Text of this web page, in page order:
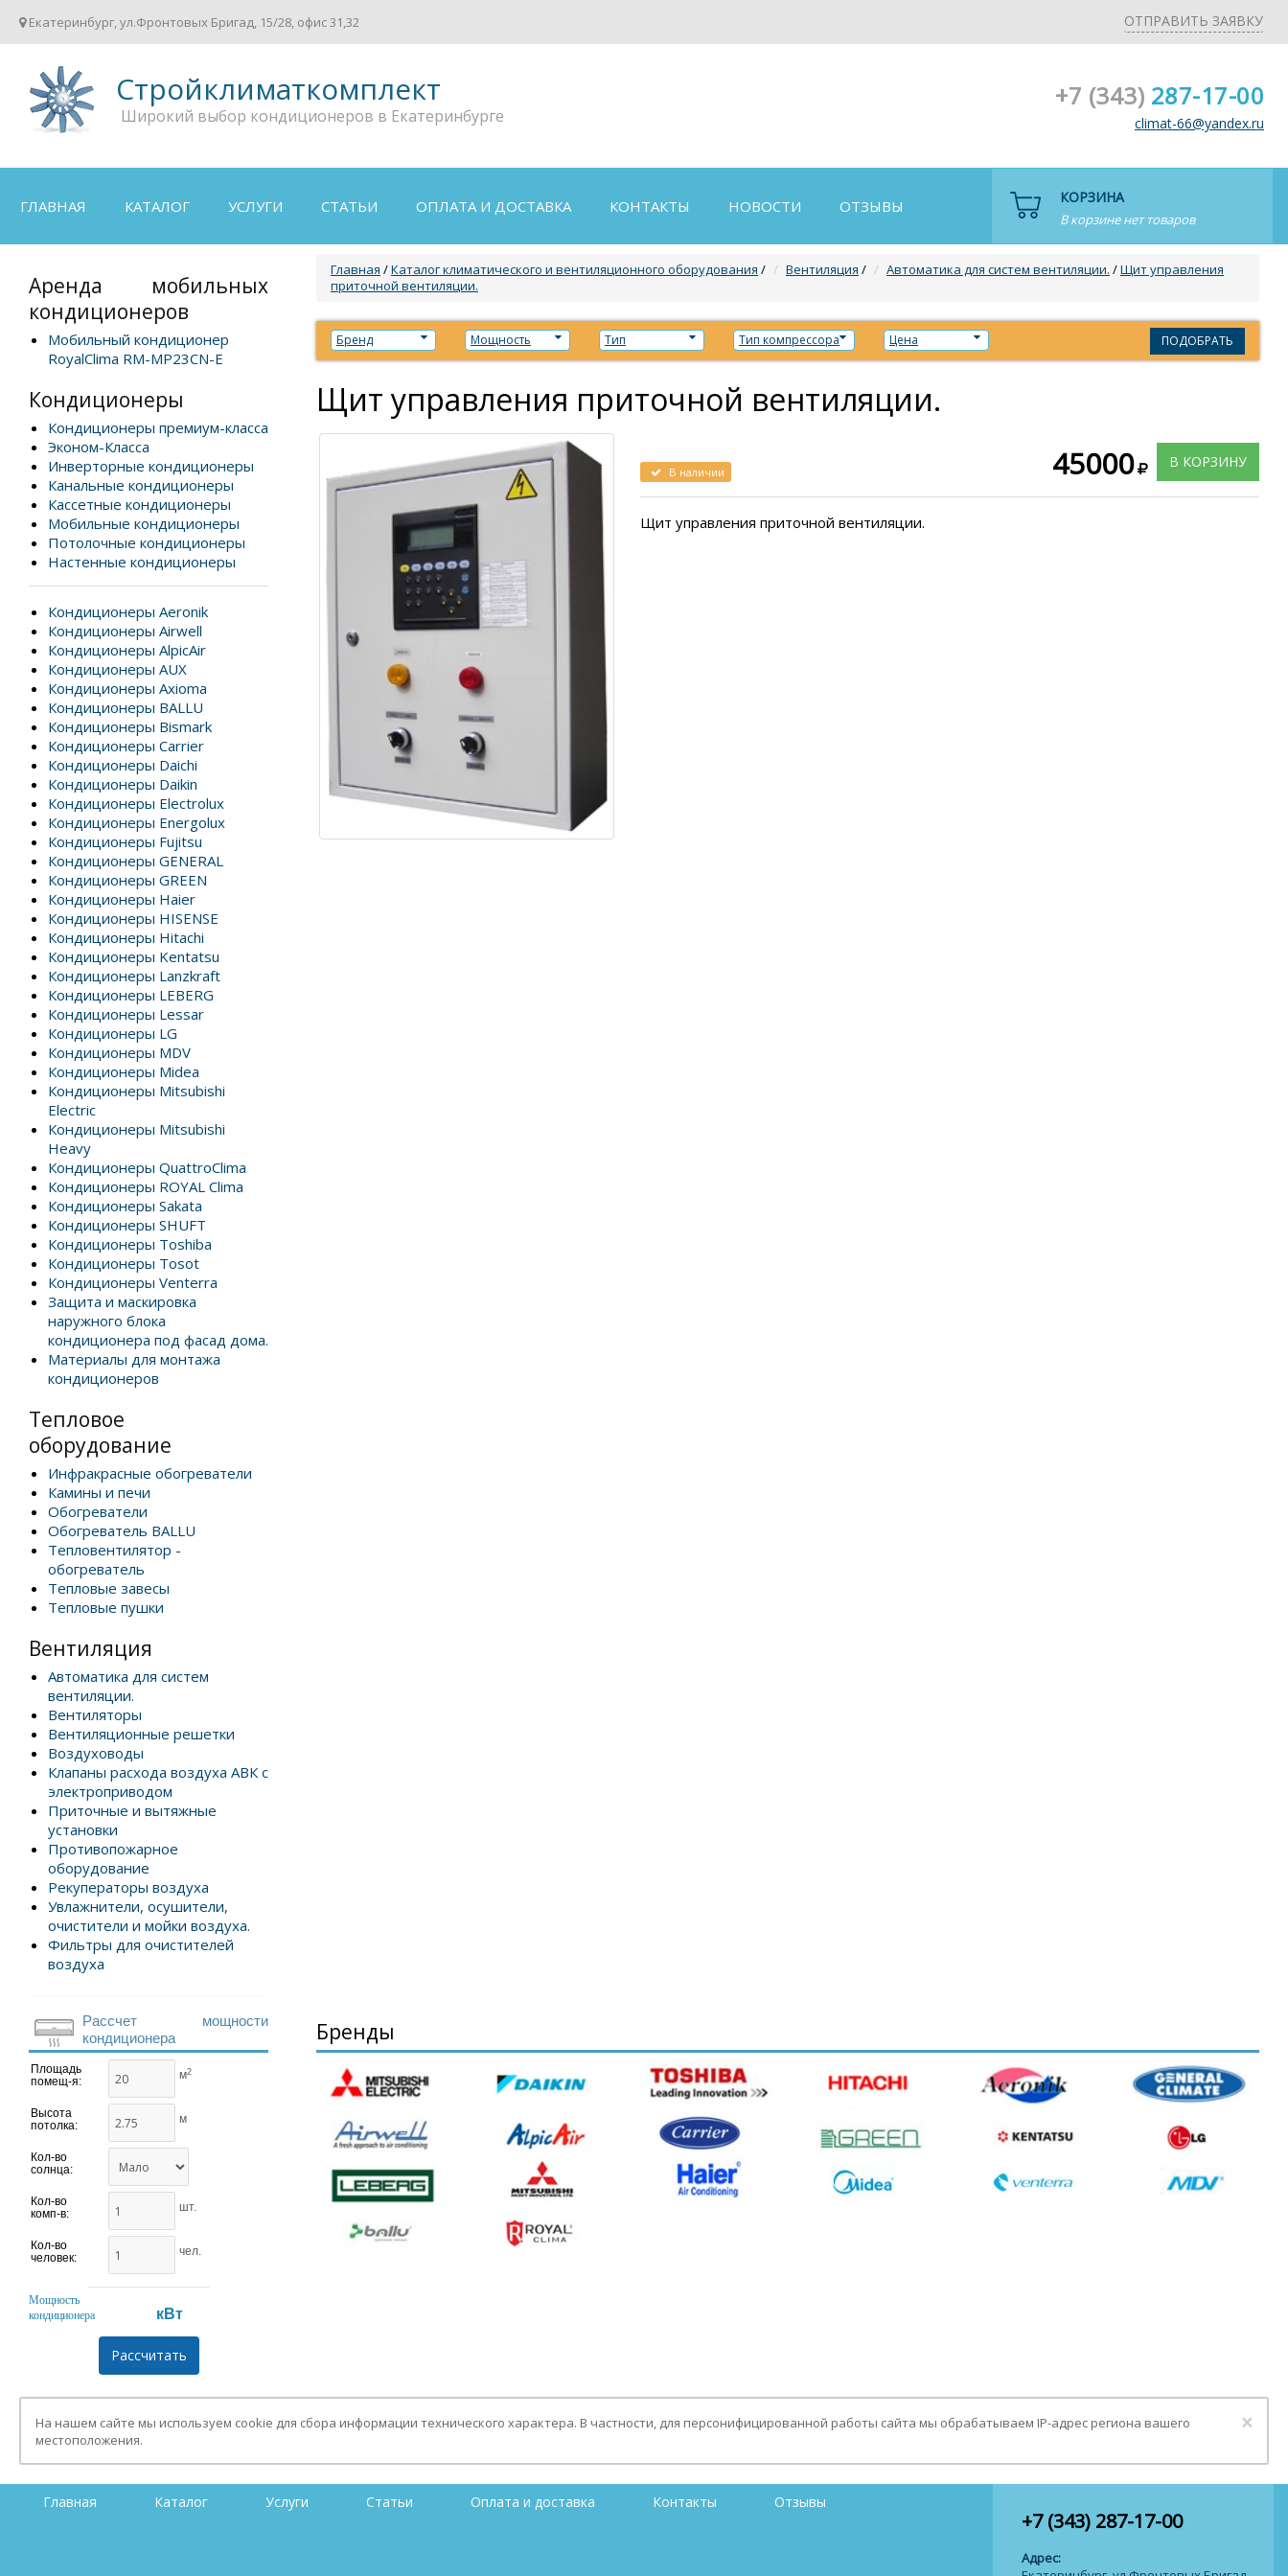
ОТПРАВИТЬ ЗАЯВКУ
Екатеринбург, ул.Фронтовых Бригад, 15/28, офис 31,32
Стройклиматкомплект
Широкий выбор кондиционеров в Екатеринбурге
+7 (343) 287-17-00
climat-66@yandex.ru
КОРЗИНА
В корзине нет товаров
ГЛАВНАЯ КАТАЛОГ УСЛУГИ СТАТЬИ ОПЛАТА И ДОСТАВКА КОНТАКТЫ НОВОСТИ ОТЗЫВЫ
Аренда мобильных
кондиционеров
Мобильный кондиционер
RoyalClima RM-MP23CN-E
Кондиционеры
Кондиционеры премиум-класса
Эконом-Класса
Инверторные кондиционеры
Канальные кондиционеры
Кассетные кондиционеры
Мобильные кондиционеры
Потолочные кондиционеры
Настенные кондиционеры
Кондиционеры Aeronik
Кондиционеры Airwell
Кондиционеры AlpicAir
Кондиционеры AUX
Кондиционеры Axioma
Кондиционеры BALLU
Кондиционеры Bismark
Кондиционеры Carrier
Кондиционеры Daichi
Кондиционеры Daikin
Кондиционеры Electrolux
Кондиционеры Energolux
Кондиционеры Fujitsu
Кондиционеры GENERAL
Кондиционеры GREEN
Кондиционеры Haier
Кондиционеры HISENSE
Кондиционеры Hitachi
Кондиционеры Kentatsu
Кондиционеры Lanzkraft
Кондиционеры LEBERG
Кондиционеры Lessar
Кондиционеры LG
Кондиционеры MDV
Кондиционеры Midea
Кондиционеры Mitsubishi
Electric
Кондиционеры Mitsubishi
Heavy
Кондиционеры QuattroClima
Кондиционеры ROYAL Clima
Кондиционеры Sakata
Кондиционеры SHUFT
Кондиционеры Toshiba
Кондиционеры Tosot
Кондиционеры Venterra
Защита и маскировка
наружного блока
кондиционера под фасад дома.
Материалы для монтажа
кондиционеров
Тепловое
оборудование
Инфракрасные обогреватели
Камины и печи
Обогреватели
Обогреватель BALLU
Тепловентилятор -
обогреватель
Тепловые завесы
Тепловые пушки
Вентиляция
Автоматика для систем
вентиляции.
Вентиляторы
Вентиляционные решетки
Воздуховоды
Клапаны расхода воздуха АВК с
электроприводом
Приточные и вытяжные
установки
Противопожарное
оборудование
Рекуператоры воздуха
Увлажнители, осушители,
очистители и мойки воздуха.
Фильтры для очистителей
воздуха
Главная /Каталог климатического и вентиляционного оборудования / Вентиляция / Автоматика для систем вентиляции. /Щит управления
приточной вентиляции.
Бренд Мощность Тип Тип компрессора Цена ПОДОБРАТЬ
Щит управления приточной вентиляции.
В КОРЗИНУ
45000
В наличии
Щит управления приточной вентиляции.
Рассчет мощности
кондиционера
Площадь
помещ-я:
м2
Высота
потолка:
м
Кол-во
солнца:
Кол-во
комп-в:
шт.
Кол-во
человек:
чел.
Мощность
кондиционера
кВт
Бренды
×
На нашем сайте мы используем cookie для сбора информации технического характера. В частности, для персонифицированной работы сайта мы обрабатываем IP-адрес региона вашего
местоположения.
+7 (343) 287-17-00
Адрес:
Главная Каталог Услуги Статьи Оплата и доставка Контакты Отзывы